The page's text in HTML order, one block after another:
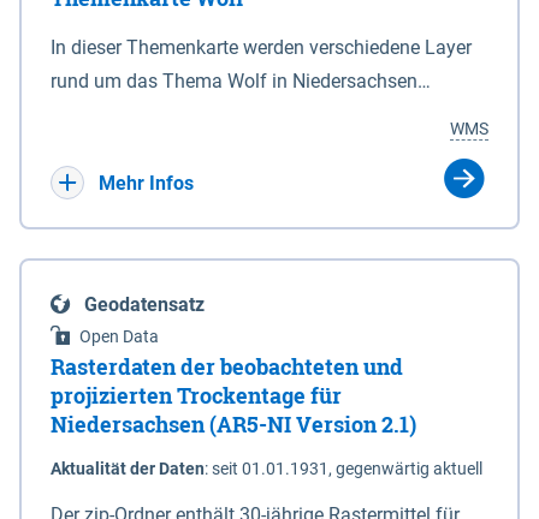
mit Sperrvorrichtungen in Tidegewässern, die dem
Schutz eines Gebietes vor erhöhten Tiden, vor allem
vor Sturmfluten, zu dienen bestimmt sind (§2 Abs.3
Eigenschaft eines Sperrwerkes durch Widmung, die
die Deichbehörde durch Verordnung ausspricht.
In dieser Themenkarte werden verschiedene Layer
rund um das Thema Wolf in Niedersachsen
sowie Status der bestehenden Wolfsterritorien im
laufenden Monitoringjahr.
WMS
Mehr Infos
Geodatensatz
Open Data
Rasterdaten der beobachteten und
projizierten Trockentage für
Niedersachsen (AR5-NI Version 2.1)
Aktualität der Daten:seit 01.01.1931, gegenwärtig aktuell